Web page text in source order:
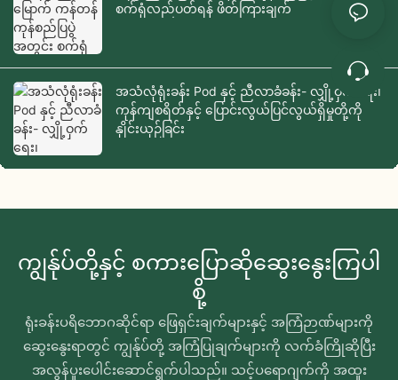
စက်ရုံလည်ပတ်ရန် ဖိတ်ကြားချက်
အသံလုံရုံးခန်း Pod နှင့် ညီလာခံခန်း- လျှို့ဝှက်ရေး၊
ကုန်ကျစရိတ်နှင့် ပြောင်းလွယ်ပြင်လွယ်ရှိမှုတို့ကို
နှိုင်းယှဉ်ခြင်း
ကျွန်ုပ်တို့နှင့် စကားပြောဆိုဆွေးနွေးကြပါ
စို့
ရုံးခန်းပရိဘောဂဆိုင်ရာ ဖြေရှင်းချက်များနှင့် အကြံဉာဏ်များကို
ဆွေးနွေးရာတွင် ကျွန်ုပ်တို့ အကြံပြုချက်များကို လက်ခံကြိုဆိုပြီး
အလွန်ပူးပေါင်းဆောင်ရွက်ပါသည်။ သင့်ပရောဂျက်ကို အထူး